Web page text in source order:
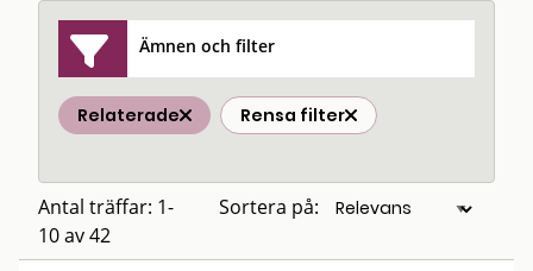
Ämnen och filter
Relaterade Rensa filter
Antal träffar: 1-
10 av 42
Sortera på: